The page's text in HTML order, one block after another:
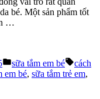
bé. Một sản phẩm tốt
…
Posted
in
sữa tắm em bé Tags:
cách
em bé, sữa tắm trẻ em,